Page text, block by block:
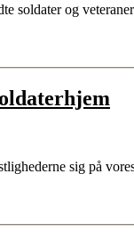
soldater og
sig på